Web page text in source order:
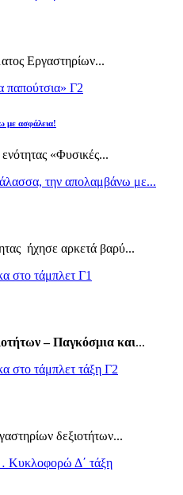
Εργαστηρίων...
παπούτσια» Γ2
με ασφάλεια!
«Φυσικές...
την απολαμβάνω με...
ήχησε αρκετά βαρύ...
στο τάμπλετ Γ1
– Παγκόσμια και...
στο τάμπλετ τάξη Γ2
δεξιοτήτων...
Κυκλοφορώ Δ΄ τάξη